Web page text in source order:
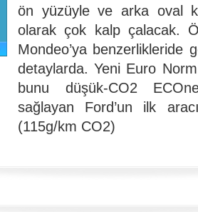
ön yüzüyle ve arka oval
olarak çok kalp çalacak.
Mondeo’ya benzerlikleride
detaylarda. Yeni Euro
bunu düşük-CO2
sağlayan Ford’un ilk
(115g/km CO2)